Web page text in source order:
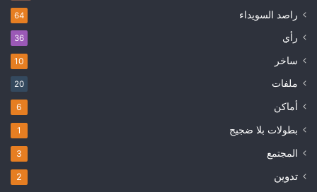
راصد السويداء 64
رأي 36
ساخر 10
ملفات 20
أماكن 6
بطولات بلا ضجيج 1
المجتمع 3
تدوين 2